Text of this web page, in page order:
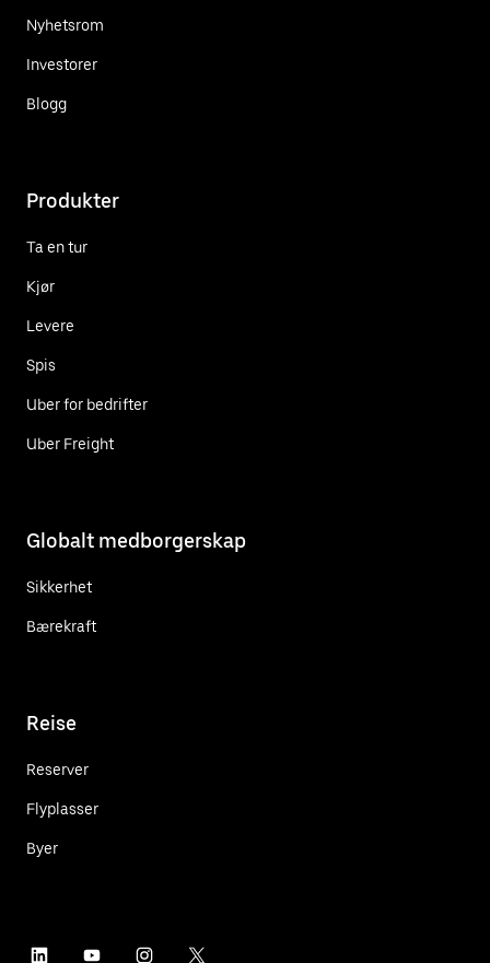
Nyhetsrom
Investorer
Blogg
Produkter
Ta en tur
Kjør
Levere
Spis
Uber for bedrifter
Uber Freight
Globalt medborgerskap
Sikkerhet
Bærekraft
Reise
Reserver
Flyplasser
Byer